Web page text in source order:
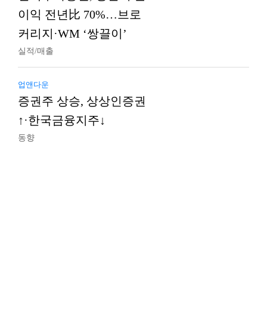
이익 전년比 70%…브로
커리지·WM ‘쌍끌이’
실적/매출
업앤다운
증권주 상승, 상상인증권
↑·한국금융지주↓
동향